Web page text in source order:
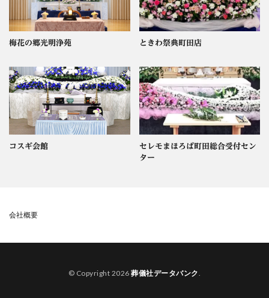
梅花の郷光明浄苑 ときわ祭典町田店
コスギ会館
セレモまほろば町田総合受付セン
ター
会社概要
© Copyright 2026葬儀社データバンク.